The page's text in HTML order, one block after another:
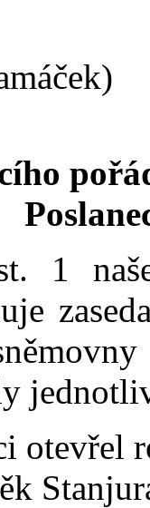
1
otevřel